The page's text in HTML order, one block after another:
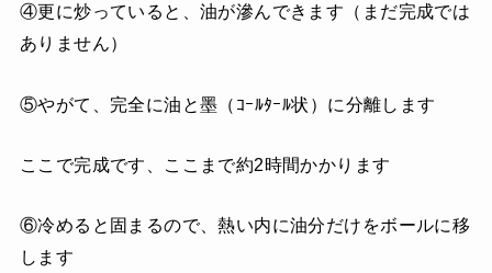
④更に炒っていると、油が滲んできます（まだ完成では
ありません）
⑤やがて、完全に油と墨（ｺｰﾙﾀｰﾙ状）に分離します
ここで完成です、ここまで約2時間かかります
⑥冷めると固まるので、熱い内に油分だけをボールに移
します